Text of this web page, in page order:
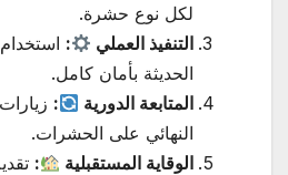
لكل نوع حشرة.
التنفيذ العملي
:
الحديثة بأمان كامل.
المتابعة الدورية
:
النهائي على الحشرات.
الوقاية المستقبلية
: